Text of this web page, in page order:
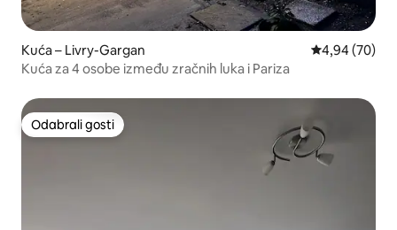
Kuća – Livry-Gargan Prosječna
4,94 (70)
Kuća za 4 osobe između zračnih luka i Pariza
Odabrali gosti
Odabrali gosti